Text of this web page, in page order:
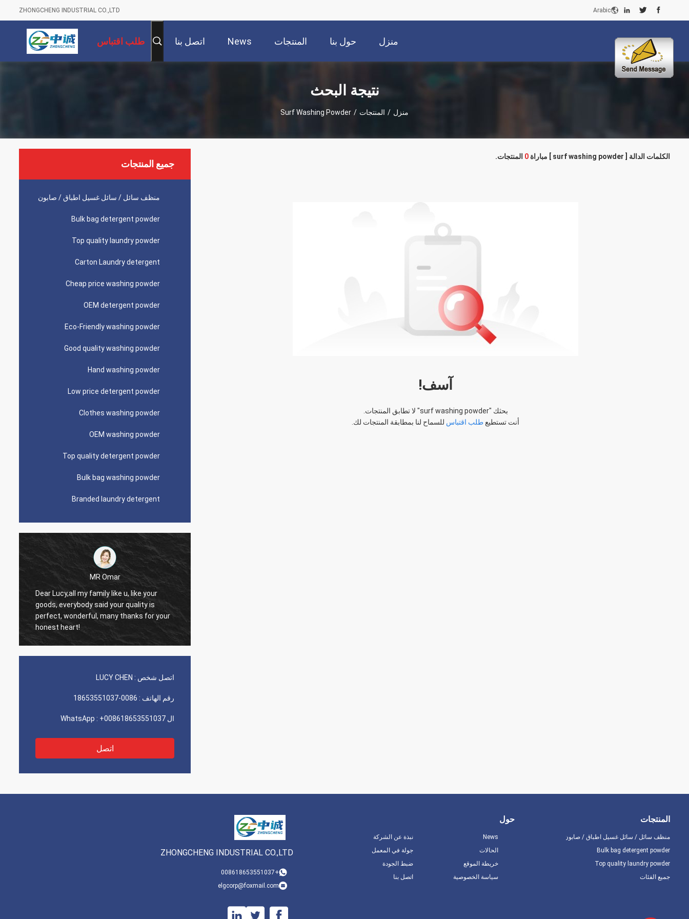
ZHONGCHENG INDUSTRIAL CO.,LTD Arabic
منزل حول بنا المنتجات News اتصل بنا طلب اقتباس
نتيجة البحث
منزل / المنتجات /
Surf Washing Powder
جميع المنتجات
منظف ​​سائل / سائل غسيل اطباق / صابون
Bulk bag detergent powder
Top quality laundry powder
Carton Laundry detergent
Cheap price washing powder
OEM detergent powder
Eco-Friendly washing powder
Good quality washing powder
Hand washing powder
Low price detergent powder
Clothes washing powder
OEM washing powder
Top quality detergent powder
Bulk bag washing powder
Branded laundry detergent
MR Omar
Dear Lucy,all my family like u, like your
goods, everybody said your quality is
perfect, wonderful, many thanks for your
honest heart!
اتصل شخص : LUCY CHEN
رقم الهاتف : 0086-18653551037
ال WhatsApp : +008618653551037
اتصل
الكلمات الدالة [ surf washing powder ] مباراة 0 المنتجات.
آسف!
بحثك "surf washing powder" لا تطابق المنتجات.
أنت تستطيع طلب اقتباس للسماح لنا بمطابقة المنتجات لك.
ZHONGCHENG INDUSTRIAL CO.,LTD
+008618653551037
elgcorp@foxmail.com
حول
نبذة عن الشركة
جولة في المعمل
ضبط الجودة
اتصل بنا
News
الحالات
خريطة الموقع
سياسة الخصوصية
المنتجات
منظف ​​سائل / سائل غسيل اطباق / صابون
Bulk bag detergent powder
Top quality laundry powder
جميع الفئات